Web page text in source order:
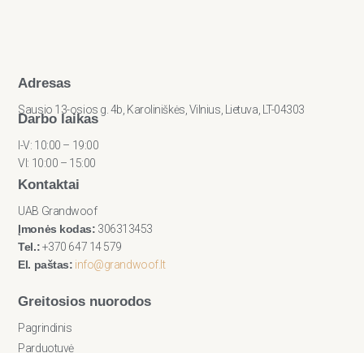
Adresas
Sausio 13-osios g. 4b, Karoliniškės, Vilnius, Lietuva, LT-04303
Darbo laikas
I-V: 10:00 – 19:00
VI: 10:00 – 15:00
Kontaktai
UAB Grandwoof
Įmonės kodas: 306313453
Tel.:+370 647 14 579
El. paštas: info@grandwoof.lt
Greitosios nuorodos
Pagrindinis
Parduotuvė